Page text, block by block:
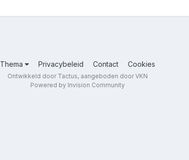
Thema Privacybeleid Contact Cookies
Ontwikkeld door Tactus, aangeboden door VKN
Powered by Invision Community